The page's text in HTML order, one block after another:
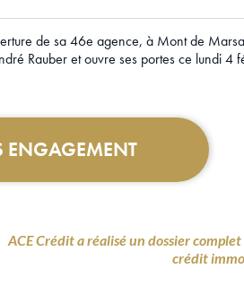
de sa 46e agence, à Mont de
Rauber et ouvre ses portes ce lundi 4
ENGAGEMENT
ACE Crédit a réalisé un dossier complet
crédit